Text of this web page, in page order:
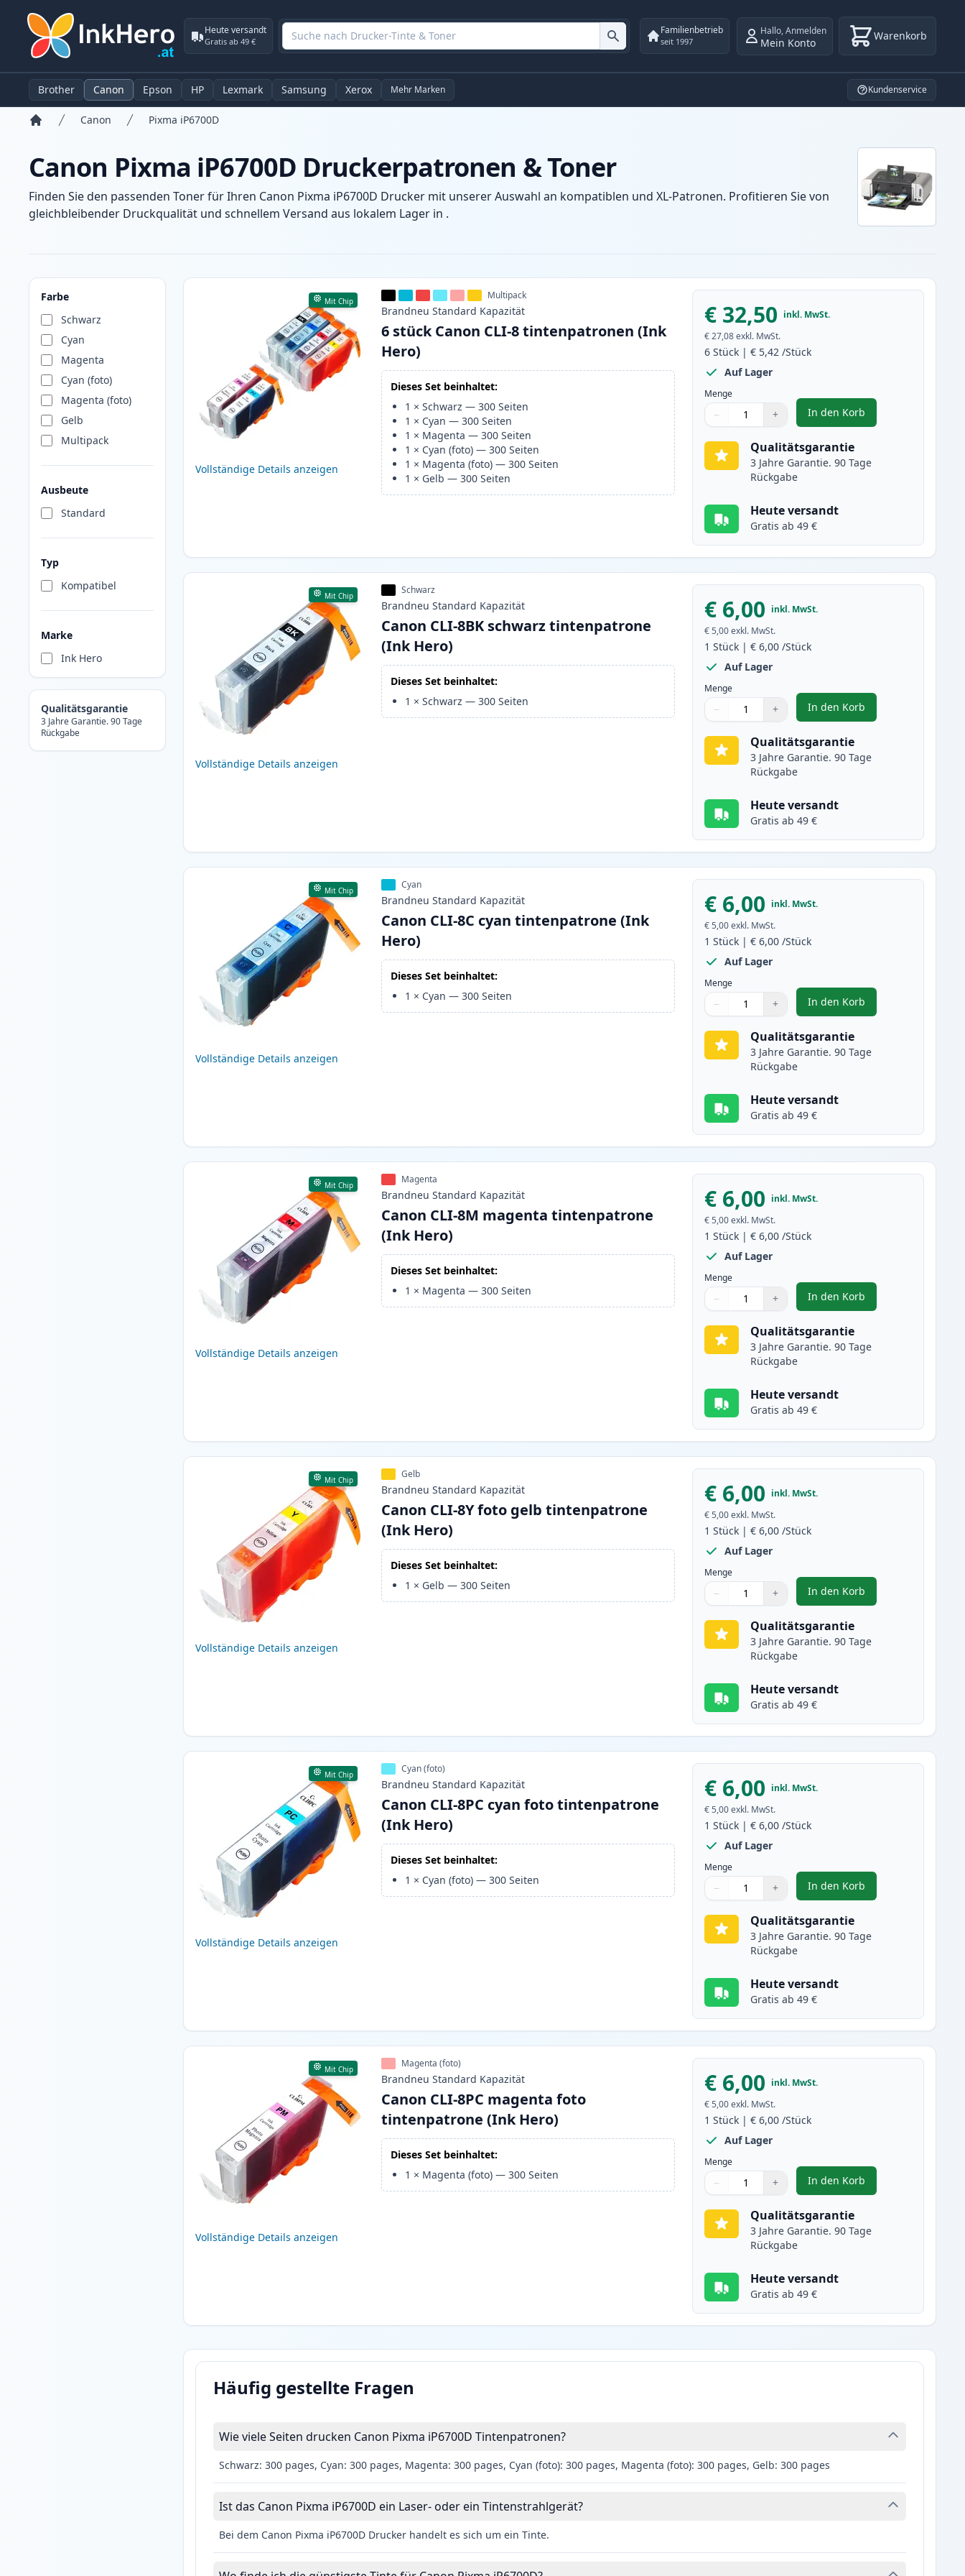
Heute versandt
Gratis ab 49 €
Familienbetrieb
seit 1997
Hallo,Anmelden
Mein Konto Warenkorb
Brother Canon Epson HP Lexmark Samsung Xerox Mehr Marken Kundenservice
Canon Pixma iP6700D
Canon Pixma iP6700D Druckerpatronen & Toner
Finden Sie den passenden Toner für Ihren Canon Pixma iP6700D Drucker mit unserer Auswahl an kompatiblen und XL-Patronen. Profitieren Sie von
gleichbleibender Druckqualität und schnellem Versand aus lokalem Lager in .
Farbe
Schwarz
Cyan
Magenta
Cyan (foto)
Magenta (foto)
Gelb
Multipack
Ausbeute
Standard
Typ
Kompatibel
Marke
Ink Hero
Qualitätsgarantie
3 Jahre Garantie. 90 Tage
Rückgabe
Produkte
Mit Chip
Vollständige Details anzeigen
Multipack
Brandneu Standard Kapazität
6 stück Canon CLI-8 tintenpatronen (Ink
Hero)
Dieses Set beinhaltet:
1 ×Schwarz —300 Seiten
1 × Cyan —300 Seiten
1 × Magenta —300 Seiten
1 × Cyan (foto) —300 Seiten
1 × Magenta (foto) —300 Seiten
1 × Gelb —300 Seiten
€ 32,50 inkl. MwSt.
€ 27,08 exkl. MwSt.
6 Stück |€ 5,42 /Stück
Auf Lager
Menge
Menge
Verwenden Sie die Tasten, um anzupassen
− +
Menge 1
In den Korb
, 6 stück Canon CLI-8
Qualitätsgarantie
3 Jahre Garantie. 90 Tage
Rückgabe
Heute versandt
Gratis ab 49 €
Mit Chip
Vollständige Details anzeigen
Schwarz
Brandneu Standard Kapazität
Canon CLI-8BK schwarz tintenpatrone
(Ink Hero)
Dieses Set beinhaltet:
1 ×Schwarz —300 Seiten
€ 6,00 inkl. MwSt.
€ 5,00 exkl. MwSt.
1 Stück |€ 6,00 /Stück
Auf Lager
Menge
Menge
Verwenden Sie die Tasten, um anzupassen
− +
Menge 1
In den Korb
, Canon CLI-8BK schwarz
Qualitätsgarantie
3 Jahre Garantie. 90 Tage
Rückgabe
Heute versandt
Gratis ab 49 €
Mit Chip
Vollständige Details anzeigen
Cyan
Brandneu Standard Kapazität
Canon CLI-8C cyan tintenpatrone (Ink
Hero)
Dieses Set beinhaltet:
1 × Cyan —300 Seiten
€ 6,00 inkl. MwSt.
€ 5,00 exkl. MwSt.
1 Stück |€ 6,00 /Stück
Auf Lager
Menge
Menge
Verwenden Sie die Tasten, um anzupassen
− +
Menge 1
In den Korb
, Canon CLI-8C cyan
Qualitätsgarantie
3 Jahre Garantie. 90 Tage
Rückgabe
Heute versandt
Gratis ab 49 €
Mit Chip
Vollständige Details anzeigen
Magenta
Brandneu Standard Kapazität
Canon CLI-8M magenta tintenpatrone
(Ink Hero)
Dieses Set beinhaltet:
1 × Magenta —300 Seiten
€ 6,00 inkl. MwSt.
€ 5,00 exkl. MwSt.
1 Stück |€ 6,00 /Stück
Auf Lager
Menge
Menge
Verwenden Sie die Tasten, um anzupassen
− +
Menge 1
In den Korb
, Canon CLI-8M magenta
Qualitätsgarantie
3 Jahre Garantie. 90 Tage
Rückgabe
Heute versandt
Gratis ab 49 €
Mit Chip
Vollständige Details anzeigen
Gelb
Brandneu Standard Kapazität
Canon CLI-8Y foto gelb tintenpatrone
(Ink Hero)
Dieses Set beinhaltet:
1 × Gelb —300 Seiten
€ 6,00 inkl. MwSt.
€ 5,00 exkl. MwSt.
1 Stück |€ 6,00 /Stück
Auf Lager
Menge
Menge
Verwenden Sie die Tasten, um anzupassen
− +
Menge 1
In den Korb
, Canon CLI-8Y foto gelb
Qualitätsgarantie
3 Jahre Garantie. 90 Tage
Rückgabe
Heute versandt
Gratis ab 49 €
Mit Chip
Vollständige Details anzeigen
Cyan (foto)
Brandneu Standard Kapazität
Canon CLI-8PC cyan foto tintenpatrone
(Ink Hero)
Dieses Set beinhaltet:
1 × Cyan (foto) —300 Seiten
€ 6,00 inkl. MwSt.
€ 5,00 exkl. MwSt.
1 Stück |€ 6,00 /Stück
Auf Lager
Menge
Menge
Verwenden Sie die Tasten, um anzupassen
− +
Menge 1
In den Korb
, Canon CLI-8PC cyan
Qualitätsgarantie
3 Jahre Garantie. 90 Tage
Rückgabe
Heute versandt
Gratis ab 49 €
Mit Chip
Vollständige Details anzeigen
Magenta (foto)
Brandneu Standard Kapazität
Canon CLI-8PC magenta foto
tintenpatrone (Ink Hero)
Dieses Set beinhaltet:
1 × Magenta (foto) —300 Seiten
€ 6,00 inkl. MwSt.
€ 5,00 exkl. MwSt.
1 Stück |€ 6,00 /Stück
Auf Lager
Menge
Menge
Verwenden Sie die Tasten, um anzupassen
− +
Menge 1
In den Korb
, Canon CLI-8PC
Qualitätsgarantie
3 Jahre Garantie. 90 Tage
Rückgabe
Heute versandt
Gratis ab 49 €
Häufig gestellte Fragen
Wie viele Seiten drucken Canon Pixma iP6700D Tintenpatronen?
Schwarz: 300 pages, Cyan: 300 pages, Magenta: 300 pages, Cyan (foto): 300 pages, Magenta (foto): 300 pages, Gelb: 300 pages
Ist das Canon Pixma iP6700D ein Laser- oder ein Tintenstrahlgerät?
Bei dem Canon Pixma iP6700D Drucker handelt es sich um ein Tinte.